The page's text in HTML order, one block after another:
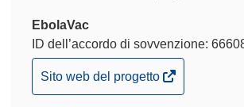
EbolaVac
ID dell’accordo di sovvenzione:
(si
apre
Sito web del progetto